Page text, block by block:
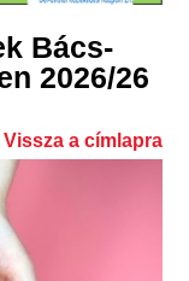
Bács-
2026/26
Vissza a címlapra